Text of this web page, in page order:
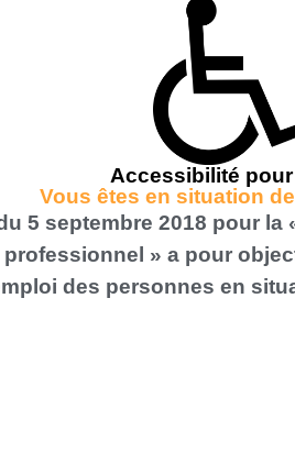
Accessibilité
Vous êtes en situation
5 septembre 2018 pour la
» a pour
des personnes en